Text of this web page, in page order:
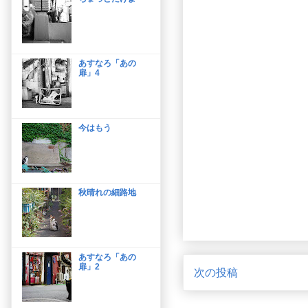
次の投稿
あすなろ「あの
扉」4
今はもう
秋晴れの細路地
あすなろ「あの
扉」2